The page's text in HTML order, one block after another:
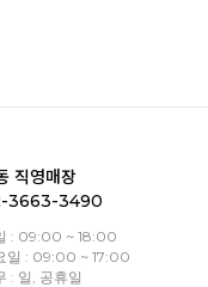
직영매장
3663-3490
: 09:00 ~ 18:00
일 : 09:00 ~ 17:00
: 일, 공휴일